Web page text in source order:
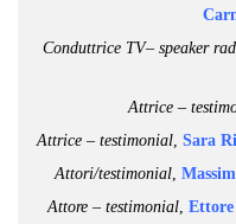
Conduttrice TV– speaker
Attrice –
Attrice – testimonial, Sara
Attori/testimonial,
Attore – testimonial, Ettore